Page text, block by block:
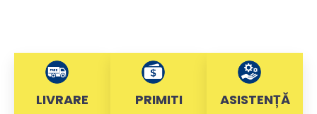
LIVRARE
PRIMITI
ASISTENȚĂ